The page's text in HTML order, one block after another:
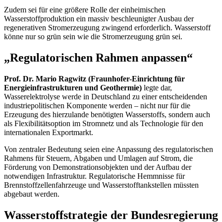
Zudem sei für eine größere Rolle der einheimischen
Wasserstoffproduktion ein massiv beschleunigter Ausbau der
regenerativen Stromerzeugung zwingend erforderlich. Wasserstoff
könne nur so grün sein wie die Stromerzeugung grün sei.
„Regulatorischen Rahmen anpassen“
Prof. Dr. Mario Ragwitz (Fraunhofer-Einrichtung für
Energieinfrastrukturen und Geothermie) legte dar,
Wasserelektrolyse werde in Deutschland zu einer entscheidenden
industriepolitischen Komponente werden – nicht nur für die
Erzeugung des hierzulande benötigten Wasserstoffs, sondern auch
als Flexibilitätsoption im Stromnetz und als Technologie für den
internationalen Exportmarkt.
Von zentraler Bedeutung seien eine Anpassung des regulatorischen
Rahmens für Steuern, Abgaben und Umlagen auf Strom, die
Förderung von Demonstrationsobjekten und der Aufbau der
notwendigen Infrastruktur. Regulatorische Hemmnisse für
Brennstoffzellenfahrzeuge und Wasserstofftankstellen müssten
abgebaut werden.
Wasserstoffstrategie der Bundesregierung